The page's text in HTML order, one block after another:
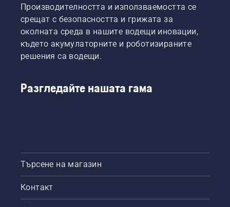
Производителността и използваемостта се
срещат с безопасността и грижата за
околната среда в нашите водещи иновации,
където акумулаторните и роботизираните
решения са водещи.
Разгледайте нашата гама
Търсене на магазин
Контакт